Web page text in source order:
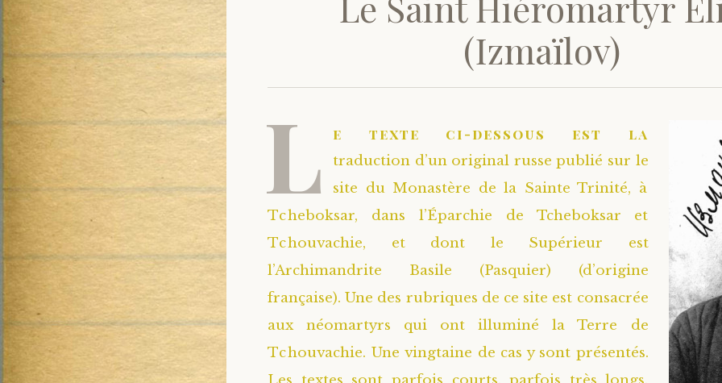
(Izmaïlov)
L e texte ci-dessous est la
traduction d’un original russe publié sur le
site du Monastère de la Sainte Trinité, à
Tcheboksar, dans l’Éparchie de Tcheboksar et
Tchouvachie, et dont le Supérieur est
l’Archimandrite Basile (Pasquier) (d’origine
française). Une des rubriques de ce site est consacrée
aux néomartyrs qui ont illuminé la Terre de
Tchouvachie. Une vingtaine de cas y sont présentés.